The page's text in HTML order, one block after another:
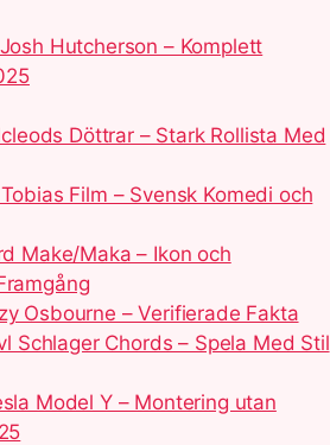
Hutcherson – Komplett
Döttrar – Stark Rollista Med
Film – Svensk Komedi och
Make/Maka – Ikon och
Osbourne – Verifierade Fakta
Schlager Chords – Spela Med Stil
Model Y – Montering utan